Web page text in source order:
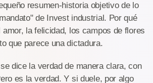
resumen-historia objetivo de lo
de Invest industrial. Por qué
amor, la felicidad, los campos de flores
que parece una dictadura.
dice la verdad de manera clara, con
es la verdad. Y si duele, por algo